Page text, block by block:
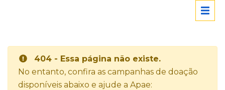
404 - Essa página não existe.
No entanto, confira as campanhas de doação
disponíveis abaixo e ajude a Apae: